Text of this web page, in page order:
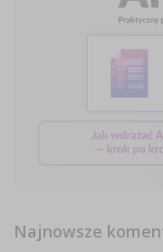
Najnowsze